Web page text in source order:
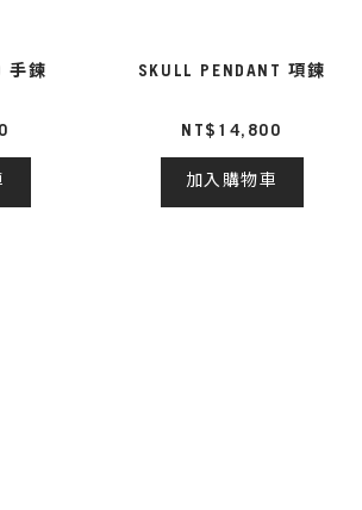
手鍊 SKULL PENDANT 項鍊
NT$14,800
加入購物車